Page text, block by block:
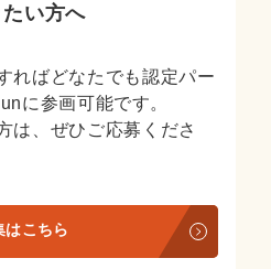
い方へ
ればどなたでも認定パー
に参画可能です。
は、ぜひご応募くださ
はこちら